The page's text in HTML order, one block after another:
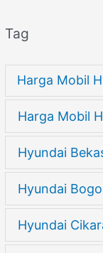
Tag
Harga Mobil
Harga Mobil
Hyundai
Hyundai
Hyundai